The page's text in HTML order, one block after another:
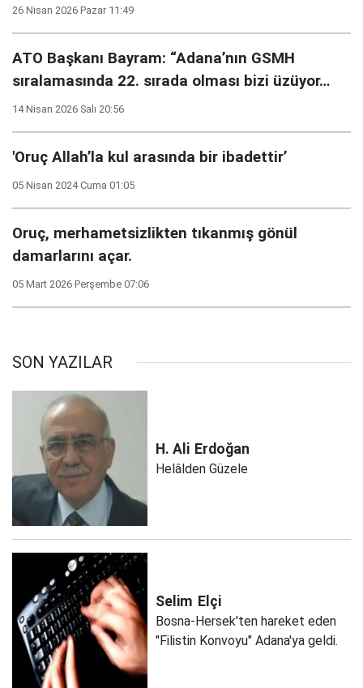
26 Nisan 2026 Pazar 11:49
ATO Başkanı Bayram: “Adana’nın GSMH
sıralamasında 22. sırada olması bizi üzüyor…
14 Nisan 2026 Salı 20:56
'Oruç Allah’la kul arasında bir ibadettir’
05 Nisan 2024 Cuma 01:05
Oruç, merhametsizlikten tıkanmış gönül
damarlarını açar.
05 Mart 2026 Perşembe 07:06
SON YAZILAR
H. Ali Erdoğan
Helâlden Güzele
Selim Elçi
Bosna-Hersek'ten hareket eden
"Filistin Konvoyu" Adana'ya geldi.